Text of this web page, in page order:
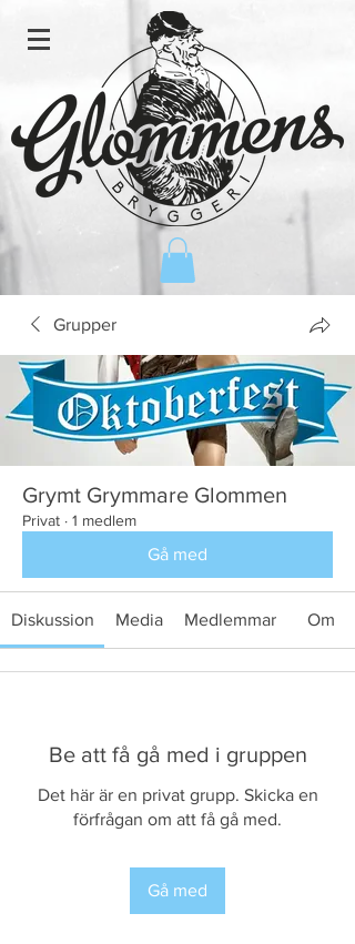
Grupper
Grymt Grymmare Glommen
Privat · 1 medlem
Gå med
Diskussion Media Medlemmar Om
Be att få gå med i gruppen
Det här är en privat grupp. Skicka en
förfrågan om att få gå med.
Gå med